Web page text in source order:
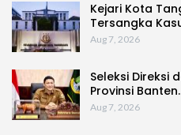
Kejari Kota
Tersangka
Aug 7, 2026
Seleksi Direksi
Provinsi
Aug 7, 2026